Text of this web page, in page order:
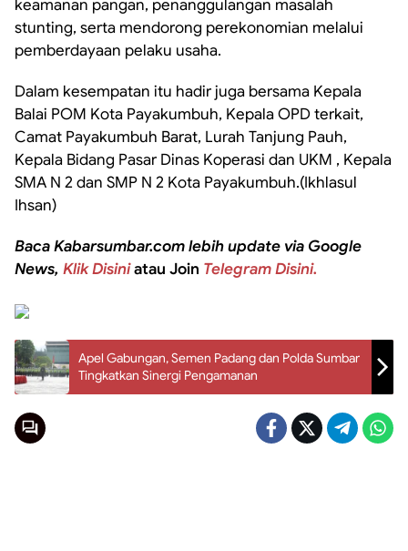
keamanan pangan, penanggulangan masalah
stunting, serta mendorong perekonomian melalui
pemberdayaan pelaku usaha.
Dalam kesempatan itu hadir juga bersama Kepala
Balai POM Kota Payakumbuh, Kepala OPD terkait,
Camat Payakumbuh Barat, Lurah Tanjung Pauh,
Kepala Bidang Pasar Dinas Koperasi dan UKM , Kepala
SMA N 2 dan SMP N 2 Kota Payakumbuh.(Ikhlasul
Ihsan)
Baca Kabarsumbar.com lebih update via Google
News, Klik Disiniatau Join Telegram Disini.
Apel Gabungan, Semen Padang dan Polda Sumbar
Tingkatkan Sinergi Pengamanan